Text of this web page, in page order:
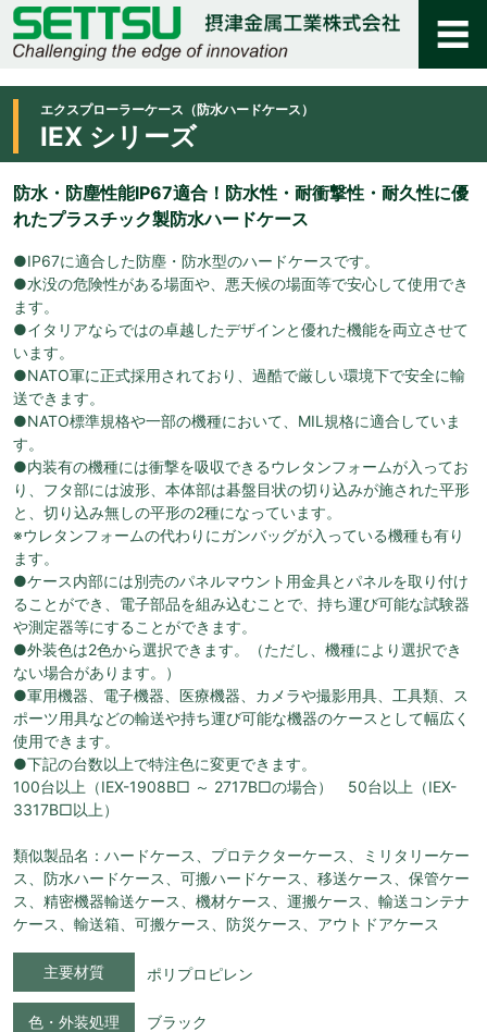
エクスプローラーケース（防水ハードケース）
IEX シリーズ
防水・防塵性能IP67適合！防水性・耐衝撃性・耐久性に優
れたプラスチック製防水ハードケース
●IP67に適合した防塵・防水型のハードケースです。
●水没の危険性がある場面や、悪天候の場面等で安心して使用でき
ます。
●イタリアならではの卓越したデザインと優れた機能を両立させて
います。
●NATO軍に正式採用されており、過酷で厳しい環境下で安全に輸
送できます。
●NATO標準規格や一部の機種において、MIL規格に適合していま
す。
●内装有の機種には衝撃を吸収できるウレタンフォームが入ってお
り、フタ部には波形、本体部は碁盤目状の切り込みが施された平形
と、切り込み無しの平形の2種になっています。
※ウレタンフォームの代わりにガンバッグが入っている機種も有り
ます。
●ケース内部には別売のパネルマウント用金具とパネルを取り付け
ることができ、電子部品を組み込むことで、持ち運び可能な試験器
や測定器等にすることができます。
●外装色は2色から選択できます。（ただし、機種により選択でき
ない場合があります。）
●軍用機器、電子機器、医療機器、カメラや撮影用具、工具類、ス
ポーツ用具などの輸送や持ち運び可能な機器のケースとして幅広く
使用できます。
●下記の台数以上で特注色に変更できます。
100台以上（IEX-1908B□ ～ 2717B□の場合） 50台以上（IEX-
3317B□以上）
類似製品名：ハードケース、プロテクターケース、ミリタリーケー
ス、防水ハードケース、可搬ハードケース、移送ケース、保管ケー
ス、精密機器輸送ケース、機材ケース、運搬ケース、輸送コンテナ
ケース、輸送箱、可搬ケース、防災ケース、アウトドアケース
主要材質 ポリプロピレン
色・外装処理 ブラック